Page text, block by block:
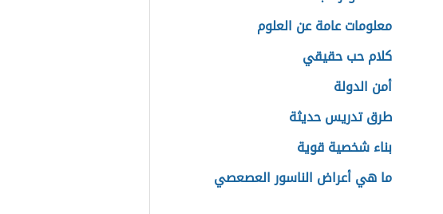
معلومات عامة عن العلوم
كلام حب حقيقي
أمن الدولة
طرق تدريس حديثة
بناء شخصية قوية
ما هي أعراض الناسور العصعصي